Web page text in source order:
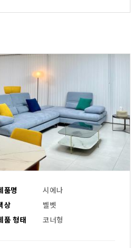
품명
시에나
상
벨벳
품 형태
코너형